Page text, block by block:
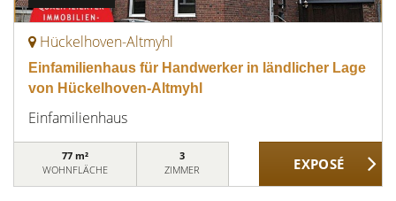
Hückelhoven-Altmyhl
Einfamilienhaus für Handwerker in ländlicher Lage
von Hückelhoven-Altmyhl
Einfamilienhaus
77 m²
WOHNFLÄCHE
3
ZIMMER